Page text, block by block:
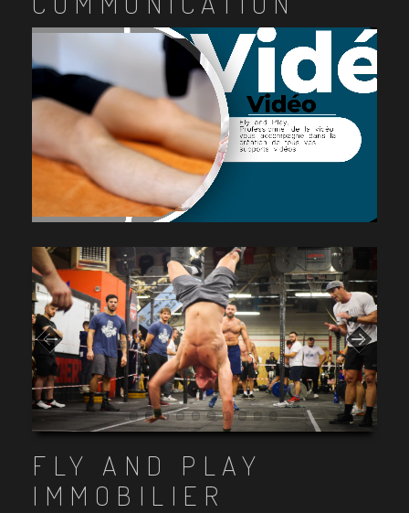
Item 1
Item 2
Item 3
Item 4
Item 5
Item 6
Item 7
Item 8
Item 9
Item 10
FLY AND PLAY
IMMOBILIER